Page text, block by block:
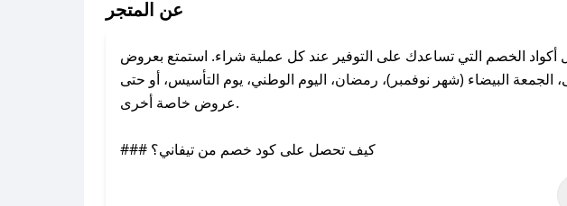
عن المتجر
الخصم التي تساعدك على التوفير عند كل عملية شراء. استمتع بعروض
البيضاء (شهر نوفمبر)، رمضان، اليوم الوطني، يوم التأسيس، أو حتى
عروض خاصة أخرى.
### كيف تحصل على كود خصم من تيفاني؟
الكوبون، تواصل معنا عبر تويتر أو البريد الإلكتروني لإضافته بسرعة.